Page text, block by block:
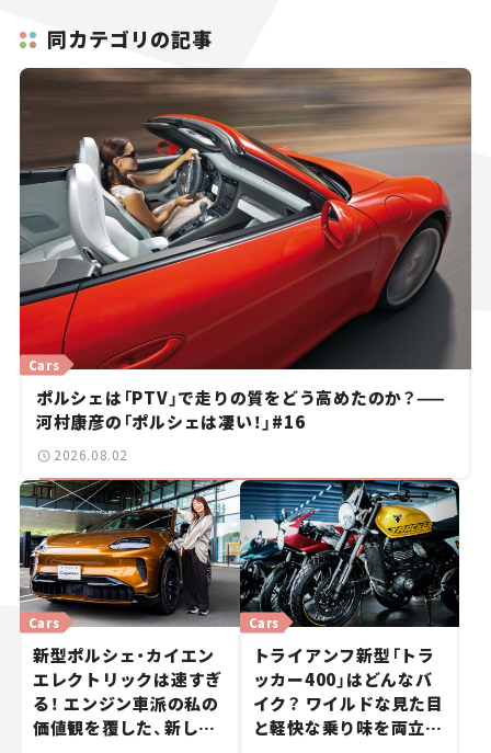
同カテゴリの記事
ポルシェは「PTV」で走りの質をどう高めたのか？——
河村康彦の「ポルシェは凄い！」#16
Cars
2026.08.02
新型ポルシェ・カイエン
エレクトリックは速すぎ
る！ エンジン車派の私の
価値観を覆した、新しい
Cars
トライアンフ新型「トラ
ッカー400」はどんなバ
イク？ ワイルドな見た目
と軽快な乗り味を両立し
Cars